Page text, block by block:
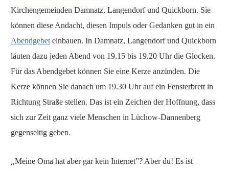
Kirchengemeinden Damnatz, Langendorf und Quickborn. Sie
können diese Andacht, diesen Impuls oder Gedanken gut in ein
Abendgebet einbauen. In Damnatz, Langendorf und Quickborn
läuten dazu jeden Abend von 19.15 bis 19.20 Uhr die Glocken.
Für das Abendgebet können Sie eine Kerze anzünden. Die
Kerze können Sie danach um 19.30 Uhr auf ein Fensterbrett in
Richtung Straße stellen. Das ist ein Zeichen der Hoffnung, dass
sich zur Zeit ganz viele Menschen in Lüchow-Dannenberg
gegenseitig geben.
„Meine Oma hat aber gar kein Internet”? Aber du! Es ist